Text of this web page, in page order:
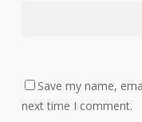
Save my name,
next time I comment.